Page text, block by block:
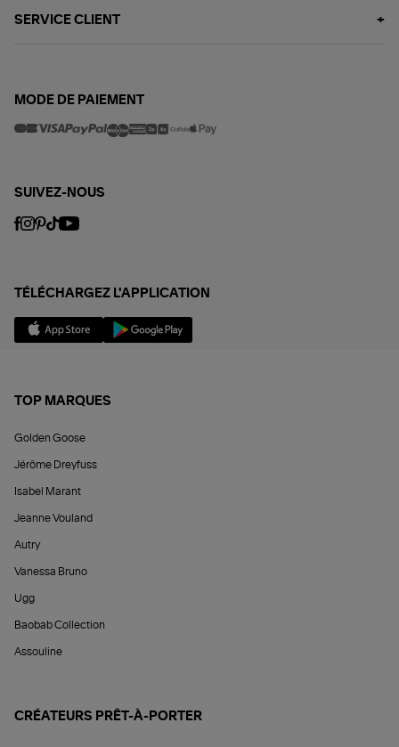
SERVICE CLIENT
MODE DE PAIEMENT
SUIVEZ-NOUS
TÉLÉCHARGEZ L'APPLICATION
TOP MARQUES
Golden Goose
Jérôme Dreyfuss
Isabel Marant
Jeanne Vouland
Autry
Vanessa Bruno
Ugg
Baobab Collection
Assouline
CRÉATEURS PRÊT-À-PORTER